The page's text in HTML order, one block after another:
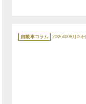
カ
テ
ゴ
自動車コラム 2026年08月06日